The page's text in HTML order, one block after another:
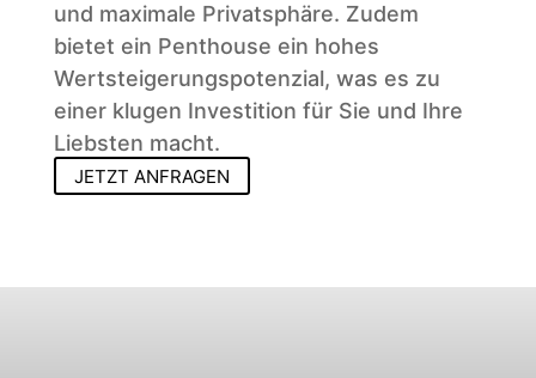
und maximale Privatsphäre. Zudem
bietet ein Penthouse ein hohes
Wertsteigerungspotenzial, was es zu
einer klugen Investition für Sie und Ihre
Liebsten macht.
JETZT ANFRAGEN